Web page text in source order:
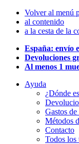
Volver al menú
al contenido
a la cesta de la
España: envío
Devoluciones
Al menos 1
Ayuda
¿Dónde
Gastos
Métodos
Contacto
Todos los